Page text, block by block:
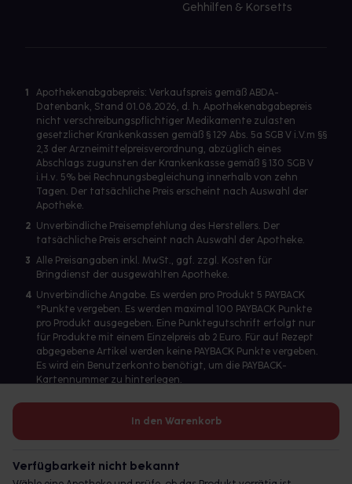
In den Warenkorb
Verfügbarkeit nicht bekannt
Gehhilfen & Korsetts
1
Apothekenabgabepreis: Verkaufspreis gemäß ABDA-
Datenbank, Stand 01.08.2026, d. h. Apothekenabgabepreis
nicht verschreibungspflichtiger Medikamente zulasten
gesetzlicher Krankenkassen gemäß § 129 Abs. 5a SGB V i.V.m §§
2,3 der Arzneimittelpreisverordnung, abzüglich eines
Abschlags zugunsten der Krankenkasse gemäß § 130 SGB V
i.H.v. 5% bei Rechnungsbegleichung innerhalb von zehn
Tagen. Der tatsächliche Preis erscheint nach Auswahl der
Apotheke.
2 Unverbindliche Preisempfehlung des Herstellers. Der
tatsächliche Preis erscheint nach Auswahl der Apotheke.
3 Alle Preisangaben inkl. MwSt., ggf. zzgl. Kosten für
Bringdienst der ausgewählten Apotheke.
4 Unverbindliche Angabe. Es werden pro Produkt 5 PAYBACK
°Punkte vergeben. Es werden maximal 100 PAYBACK Punkte
pro Produkt ausgegeben. Eine Punktegutschrift erfolgt nur
für Produkte mit einem Einzelpreis ab 2 Euro. Für auf Rezept
abgegebene Artikel werden keine PAYBACK Punkte vergeben.
Es wird ein Benutzerkonto benötigt, um die PAYBACK-
Kartennummer zu hinterlegen.
Betreiber des Portals und verantwortlich: gesund.de GmbH &
© 2026 gesund.de GmbH & Co. KG